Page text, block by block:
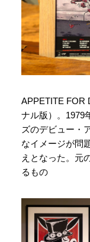
APPETITE FOR
ナル版）。1979
ズのデビュー・
なイメージが問
えとなった。元
るもの